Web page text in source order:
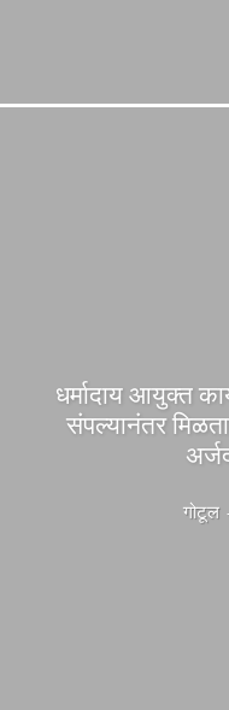
धर्मादाय आयुक्त
संपल्यानंतर
गोटूल